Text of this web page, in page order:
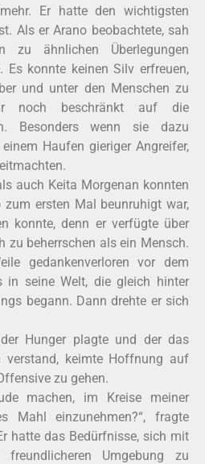
Er hatte den wichtigsten
Als er Arano beobachtete, sah
zu ähnlichen Überlegungen
Es konnte keinen Silv erfreuen,
und unter den Menschen zu
noch beschränkt auf die
Besonders wenn sie dazu
Haufen gieriger Angreifer,
auch Keita Morgenan konnten
zum ersten Mal beunruhigt war,
konnte, denn er verfügte über
zu beherrschen als ein Mensch.
gedankenverloren vor dem
in seine Welt, die gleich hinter
begann. Dann drehte er sich
Hunger plagte und der das
keimte Hoffnung auf
zu gehen.
machen, im Kreise meiner
Mahl einzunehmen?“, fragte
hatte das Bedürfnisse, sich mit
Umgebung zu